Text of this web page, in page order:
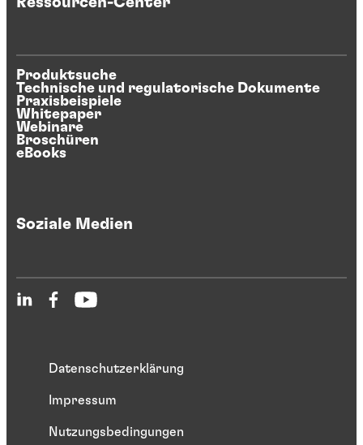
Produktsuche
Technische und regulatorische Dokumente
Praxisbeispiele
Whitepaper
Webinare
Broschüren
eBooks
Soziale Medien
Datenschutzerklärung
Impressum
Nutzungsbedingungen